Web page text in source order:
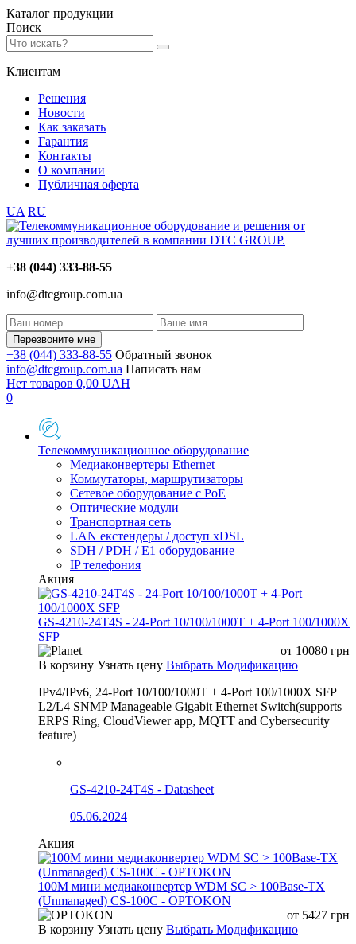
Каталог продукции
Поиск
Клиентам
Решения
Новости
Как заказать
Гарантия
Контакты
О компании
Публичная оферта
UA RU
+38 (044) 333-88-55
info@dtcgroup.com.ua
Перезвоните мне
+38 (044) 333-88-55 Обратный звонок
info@dtcgroup.com.ua Написать нам
Нет товаров 0,00 UAH
0
Телекоммуникационное оборудование
Медиаконвертеры Ethernet
Коммутаторы, маршрутизаторы
Сетевое оборудование с PoE
Оптические модули
Транспортная сеть
LAN екстендеры / доступ xDSL
SDH / PDH / E1 оборудование
IP телефония
Акция
GS-4210-24T4S - 24-Port 10/100/1000T + 4-Port 100/1000X
SFP
от 10080 грн
В корзину Узнать цену Выбрать Модификацию
IPv4/IPv6, 24-Port 10/100/1000T + 4-Port 100/1000X SFP
L2/L4 SNMP Manageable Gigabit Ethernet Switch(supports
ERPS Ring, CloudViewer app, MQTT and Cybersecurity
feature)
GS-4210-24T4S - Datasheet
05.06.2024
Акция
100М мини медиаконвертер WDM SC > 100Base-TX
(Unmanaged) CS-100C - OPTOKON
от 5427 грн
В корзину Узнать цену Выбрать Модификацию